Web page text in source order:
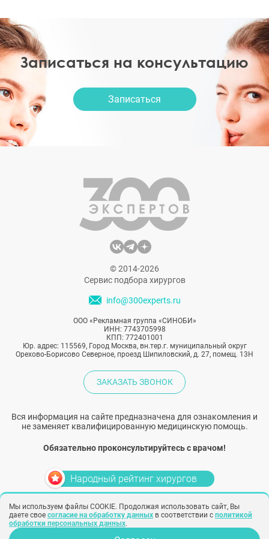
Записаться на консультацию
Записаться
© 2014-2026
Сервис подбора хирургов
info@300experts.ru
ООО «Рекламная группа «СИНОБИ»
ИНН: 7743705998
КПП: 772401001
Юр. адрес: 115569, Город Москва, вн.тер.г. муниципальный округ
Орехово-Борисово Северное, проезд Шипиловский, д. 27, помещ. 13Н
ЗАКАЗАТЬ ЗВОНОК
Вся информация на сайте предназначена для ознакомления и
не заменяет квалифицированную медицинскую помощь.
Обязательно проконсультируйтесь с врачом!
Народный рейтинг хирургов
Политика конфиденциальности Согласие на обработку персональных
данных Согласие на рекламу
Мы используем файлы COOKIE. Продолжая использовать сайт, Вы
даете свое согласие на обработку данных в соответствии с политикой
обработки персональных данных.